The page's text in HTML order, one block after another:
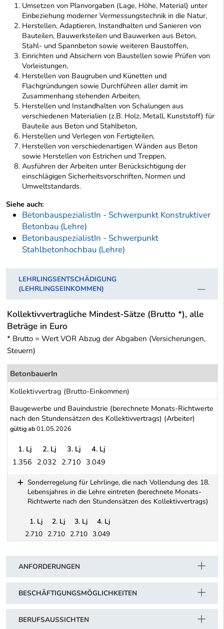
Umsetzen von Planvorgaben (Lage, Höhe, Material) unter
Einbeziehung moderner Vermessungstechnik in die Natur,
Herstellen, Adaptieren, Instandhalten und Sanieren von
Bauteilen, Bauwerksteilen und Bauwerken aus Beton,
Stahl- und Spannbeton sowie weiteren Baustoffen,
Einrichten und Absichern von Baustellen sowie Prüfen von
Vorleistungen,
Herstellen von Baugruben und Künetten und
Flachgründungen sowie Durchführen aller damit im
Zusammenhang stehenden Arbeiten,
Herstellen und Instandhalten von Schalungen aus
verschiedenen Materialien (z.B. Holz, Metall, Kunststoff) für
Bauteile aus Beton und Stahlbeton,
Herstellen und Verlegen von Fertigteilen,
Herstellen von verschiedenartigen Wänden aus Beton
sowie Herstellen von Estrichen und Treppen,
Ausführen der Arbeiten unter Berücksichtigung der
einschlägigen Sicherheitsvorschriften, Normen und
Umweltstandards.
Siehe auch:
BetonbauspezialistIn - Schwerpunkt Konstruktiver
Betonbau (Lehre)
BetonbauspezialistIn - Schwerpunkt
Stahlbetonhochbau (Lehre)
LEHRLINGSENTSCHÄDIGUNG
(LEHRLINGSEINKOMMEN)
Kollektivvertragliche Mindest-Sätze (Brutto *), alle
Beträge in Euro
* Brutto = Wert VOR Abzug der Abgaben (Versicherungen,
Steuern)
BetonbauerIn
Kollektivvertrag (Brutto-Einkommen)
Baugewerbe und Bauindustrie (berechnete Monats-Richtwerte
nach den Stundensätzen des Kollektivvertrags) (Arbeiter)
gültig ab01.05.2026
1. Lj 2. Lj 3. Lj
4. Lj
1.356 2.032 2.710 3.049
Sonderregelung für Lehrlinge, die nach Vollendung des 18.
Lebensjahres in die Lehre eintreten (berechnete Monats-
Richtwerte nach den Stundensätzen des Kollektivvertrags)
1. Lj 2. Lj 3. Lj
4. Lj
2.710 2.710 2.710 3.049
ANFORDERUNGEN
BESCHÄFTIGUNGSMÖGLICHKEITEN
BERUFSAUSSICHTEN